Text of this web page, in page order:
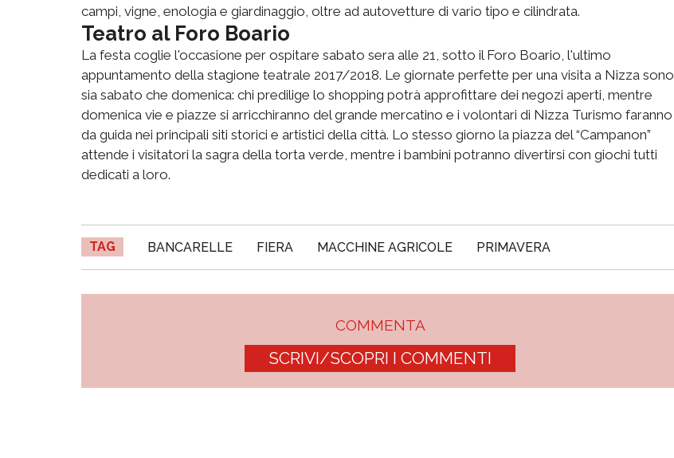
campi, vigne, enologia e giardinaggio, oltre ad autovetture di vario tipo e cilindrata.
Teatro al Foro Boario
La festa coglie l'occasione per ospitare sabato sera alle 21, sotto il Foro Boario, l'ultimo
appuntamento della stagione teatrale 2017/2018. Le giornate perfette per una visita a Nizza sono
sia sabato che domenica: chi predilige lo shopping potrà approfittare dei negozi aperti, mentre
domenica vie e piazze si arricchiranno del grande mercatino e i volontari di Nizza Turismo faranno
da guida nei principali siti storici e artistici della città. Lo stesso giorno la piazza del “Campanon”
attende i visitatori la sagra della torta verde, mentre i bambini potranno divertirsi con giochi tutti
dedicati a loro.
TAG BANCARELLE FIERA MACCHINE AGRICOLE PRIMAVERA
COMMENTA
SCRIVI/SCOPRI I COMMENTI